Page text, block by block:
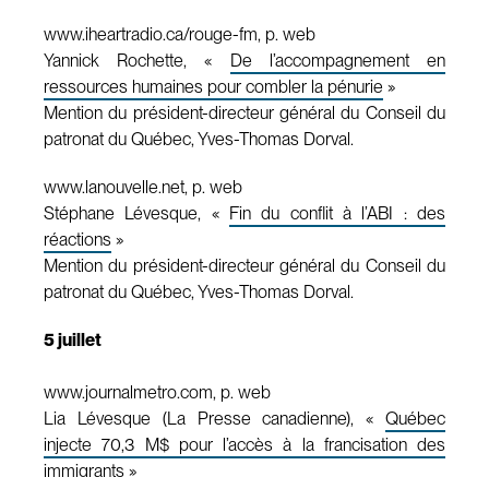
www.iheartradio.ca/rouge-fm, p. web
Yannick Rochette, « De l’accompagnement en
ressources humaines pour combler la pénurie »
Mention du président-directeur général du Conseil du
patronat du Québec, Yves-Thomas Dorval.
www.lanouvelle.net, p. web
Stéphane Lévesque, « Fin du conflit à l’ABI : des
réactions »
Mention du président-directeur général du Conseil du
patronat du Québec, Yves-Thomas Dorval.
5 juillet
www.journalmetro.com, p. web
Lia Lévesque (La Presse canadienne), « Québec
injecte 70,3 M$ pour l’accès à la francisation des
immigrants »